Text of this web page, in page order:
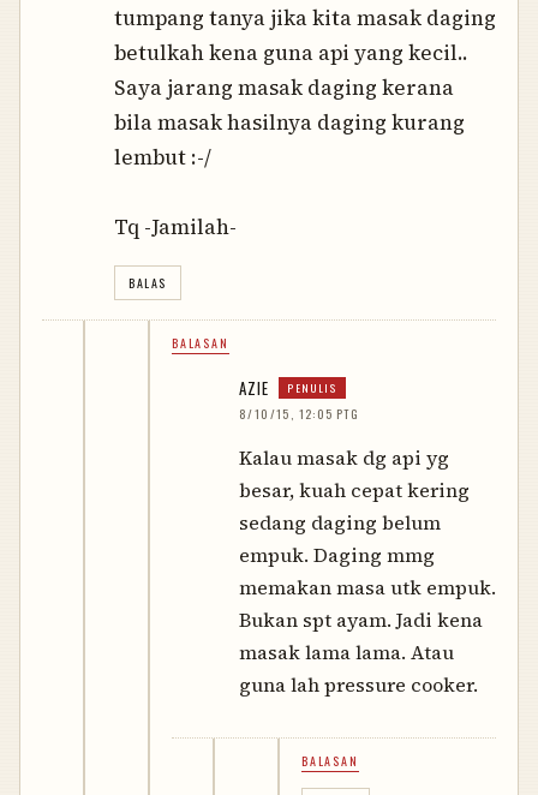
tumpang tanya jika kita masak daging
betulkah kena guna api yang kecil..
Saya jarang masak daging kerana
bila masak hasilnya daging kurang
lembut :-/
Tq -Jamilah-
BALAS
BALASAN
AZIE
8/10/15, 12:05 PTG
Kalau masak dg api yg
besar, kuah cepat kering
sedang daging belum
empuk. Daging mmg
memakan masa utk empuk.
Bukan spt ayam. Jadi kena
masak lama lama. Atau
guna lah pressure cooker.
BALASAN